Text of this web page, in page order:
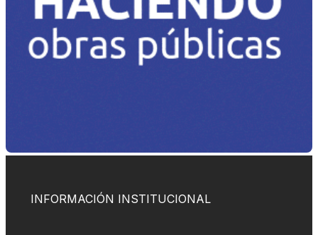
INFORMACIÓN INSTITUCIONAL